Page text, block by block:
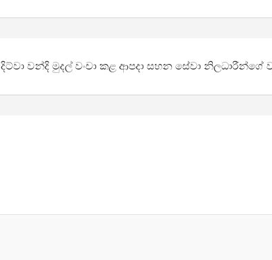
දිට්වා වන්දි මුදල් වංචා කළ ආපදා සහන සේවා